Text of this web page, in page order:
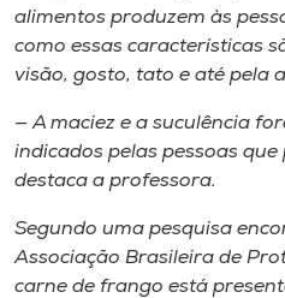
alimentos produzem às
como essas características
visão, gosto, tato e até pela
— A maciez e a suculência
indicados pelas pessoas
destaca a professora.
Segundo uma pesquisa
Associação Brasileira de
carne de frango está